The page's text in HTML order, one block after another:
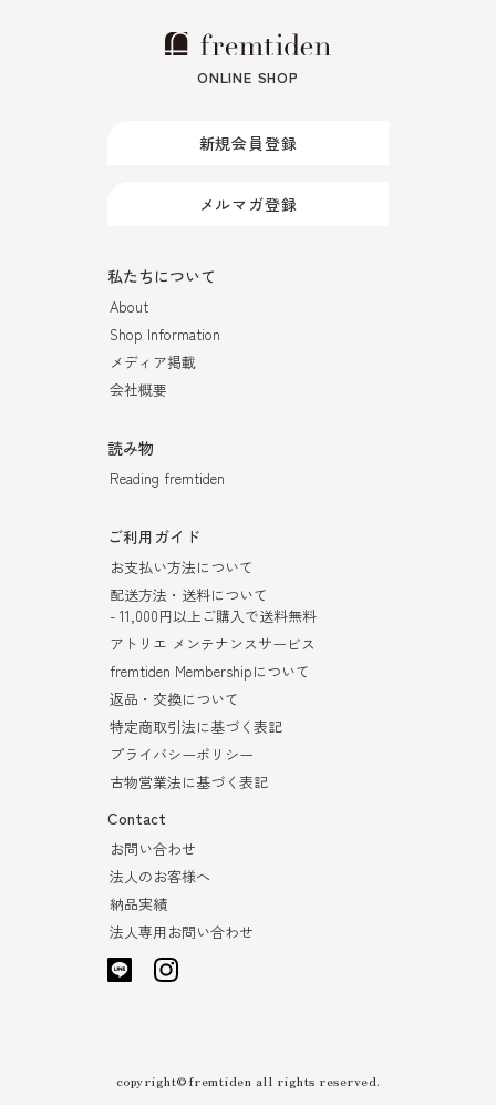
ONLINE SHOP
新規会員登録
メルマガ登録
私たちについて
About
Shop Information
メディア掲載
会社概要
読み物
Reading fremtiden
ご利用ガイド
お支払い方法について
配送方法・送料について
- 11,000円以上ご購入で送料無料
アトリエ メンテナンスサービス
fremtiden Membershipについて
返品・交換について
特定商取引法に基づく表記
プライバシーポリシー
古物営業法に基づく表記
Contact
お問い合わせ
法人のお客様へ
納品実績
法人専用お問い合わせ
copyright©fremtiden all rights reserved.